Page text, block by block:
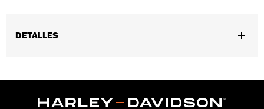
DETALLES
vinRequerido: false